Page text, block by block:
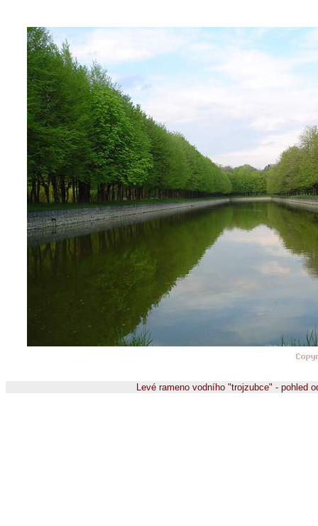
Levé rameno vodního "trojzubce" - pohled